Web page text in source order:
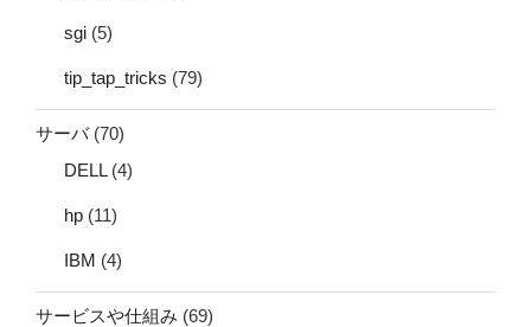
sgi (5)
tip_tap_tricks (79)
サーバ(70)
DELL(4)
hp (11)
IBM (4)
サービスや仕組み (69)